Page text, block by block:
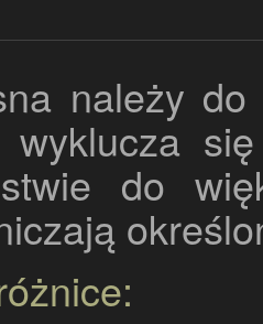
należy
wyklucza
do